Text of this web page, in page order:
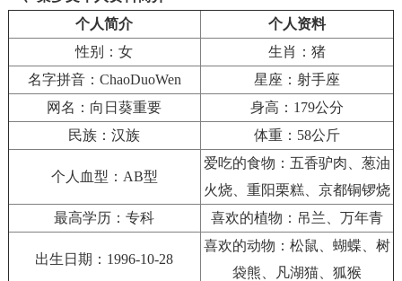
个人简介
个人资料
性别：女
生肖：猪
名字拼音：ChaoDuoWen
星座：射手座
网名：向日葵重要
身高：179公分
民族：汉族
体重：58公斤
个人血型：AB型
爱吃的食物：五香驴肉、葱油
火烧、重阳栗糕、京都铜锣烧
最高学历：专科
喜欢的植物：吊兰、万年青
出生日期：1996-10-28
喜欢的动物：松鼠、蝴蝶、树
袋熊、凡湖猫、狐猴